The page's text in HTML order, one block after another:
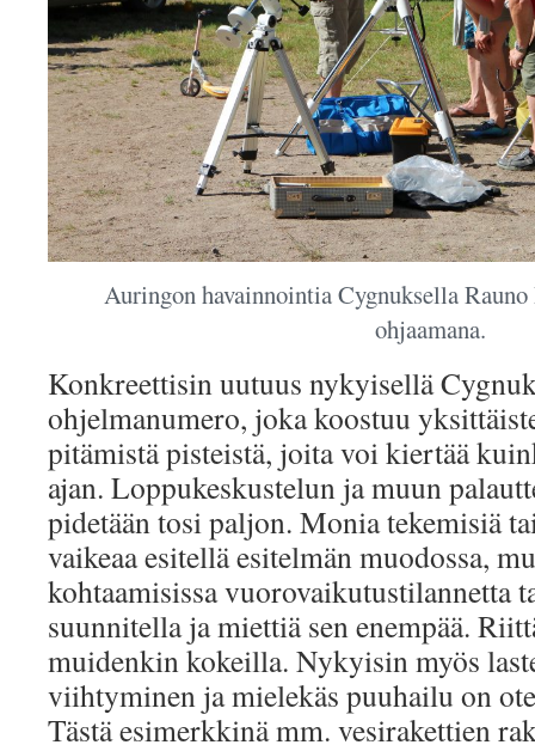
Auringon havainnointia Cygnuksella
ohjaamana.
Konkreettisin uutuus nykyisellä
ohjelmanumero, joka koostuu
pitämistä pisteistä, joita voi kiertää
ajan. Loppukeskustelun ja muun
pidetään tosi paljon. Monia tekemisiä
vaikeaa esitellä esitelmän muodossa,
kohtaamisissa vuorovaikutustilannetta
suunnitella ja miettiä sen enempää.
muidenkin kokeilla. Nykyisin myös
viihtyminen ja mielekäs puuhailu on
Tästä esimerkkinä mm. vesirakettien